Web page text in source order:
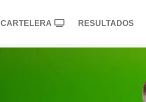
CARTELERA RESULTADOS